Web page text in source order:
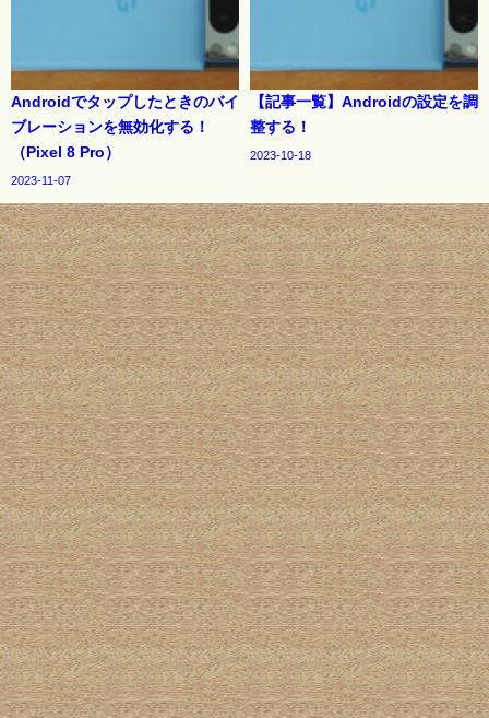
Androidでタップしたときのバイ
ブレーションを無効化する！
（Pixel 8 Pro）
2023-11-07
【記事一覧】Androidの設定を調
整する！
2023-10-18